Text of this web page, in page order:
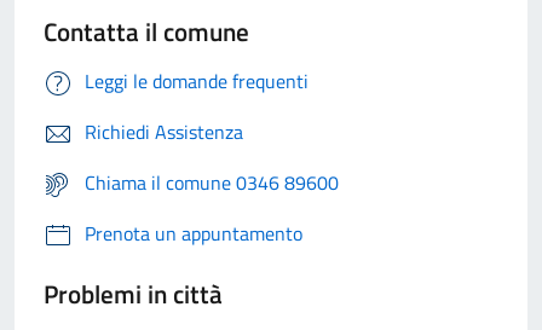
Contatta il comune
Leggi le domande frequenti
Richiedi Assistenza
Chiama il comune 0346 89600
Prenota un appuntamento
Problemi in città